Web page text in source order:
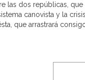
las dos repúblicas,
canovista y la
que arrastrará